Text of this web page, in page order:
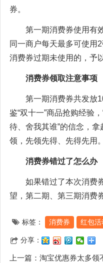
券。
第一期消费券使用有
同一商户每天最多可使用
消费券过期未使用的，予
消费券领取注意事项
第一期消费券共发放
鉴“双十一”商品抢购经验
待、舍我其谁”的信念，
领，先领先得、先得先用。
消费券错过了怎么办
如果错过了本次消费
望，第二期、第三期消费
标签： 消费券 红包活
分享：
上一篇： 淘宝优惠券太多领